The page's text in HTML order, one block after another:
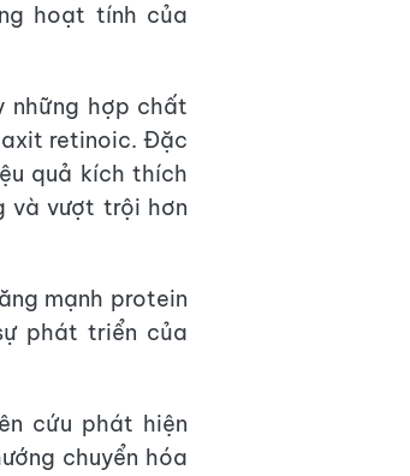
hoạt tính của
những hợp chất
axit retinoic. Đặc
quả kích thích
và vượt trội hơn
mạnh protein
phát triển của
cứu phát hiện
chuyển hóa